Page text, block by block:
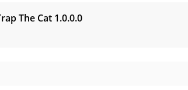
The Cat 1.0.0.0